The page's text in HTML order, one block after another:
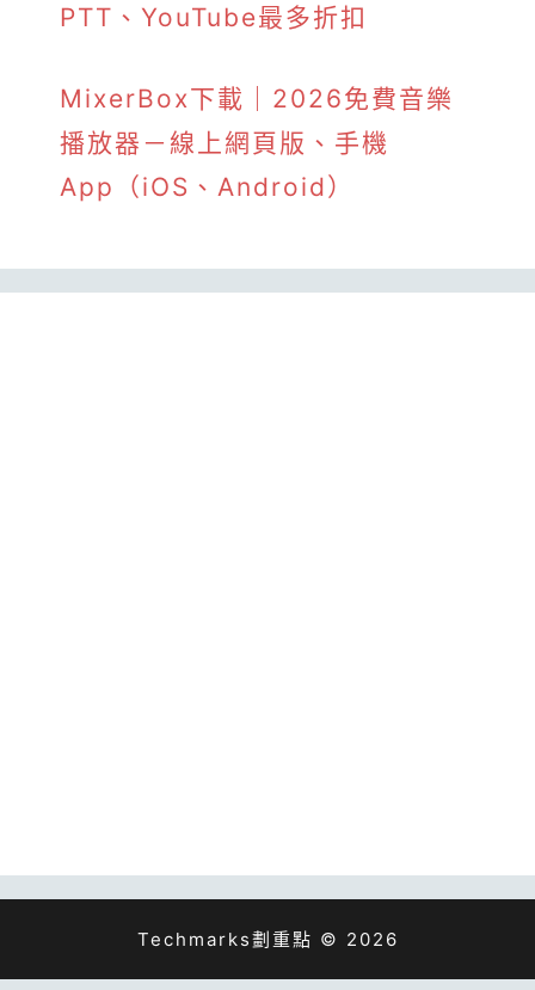
PTT、YouTube最多折扣
MixerBox下載｜2026免費音樂
播放器－線上網頁版、手機
App（iOS、Android）
Techmarks劃重點 © 2026